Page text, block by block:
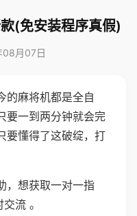
(免安装程序真假)
08月07日
的麻将机都是全自
要一到两分钟就会完
要懂得了这破绽，打
，想获取一对一指
流 。